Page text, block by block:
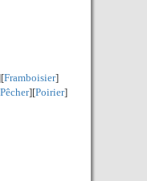
Framboisier]
Pêcher][Poirier]